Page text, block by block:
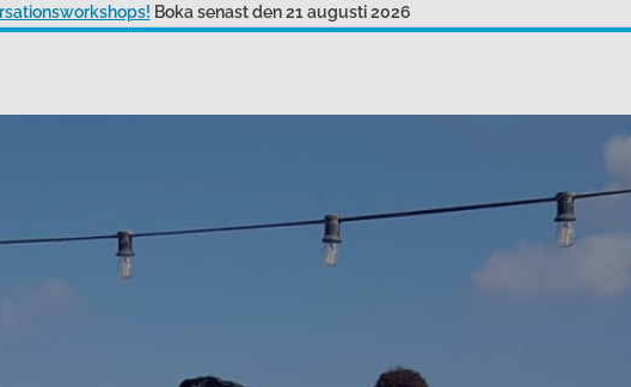
Boka senast den 21 augusti 2026